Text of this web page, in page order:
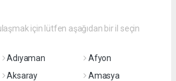
için lütfen aşağıdan bir il seçin
Adıyaman
Afyon
Aksaray
Amasya